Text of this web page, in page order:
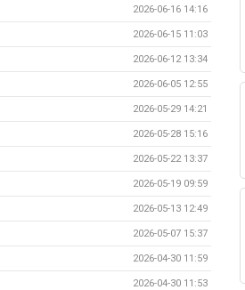
2026-06-16 14:16
2026-06-15 11:03
2026-06-12 13:34
2026-06-05 12:55
2026-05-29 14:21
2026-05-28 15:16
2026-05-22 13:37
2026-05-19 09:59
2026-05-13 12:49
2026-05-07 15:37
2026-04-30 11:59
2026-04-30 11:53